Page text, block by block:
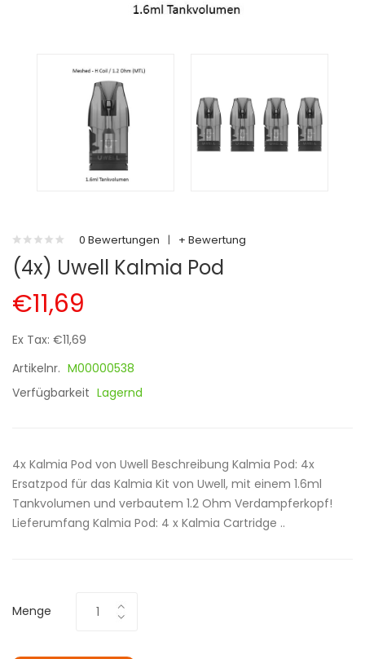
0 Bewertungen | + Bewertung
(4x) Uwell Kalmia Pod
€11,69
Ex Tax: €11,69
Artikelnr. M00000538
Verfügbarkeit Lagernd
4x Kalmia Pod von Uwell Beschreibung Kalmia Pod: 4x
Ersatzpod für das Kalmia Kit von Uwell, mit einem 1.6ml
Tankvolumen und verbautem 1.2 Ohm Verdampferkopf!
Lieferumfang Kalmia Pod: 4 x Kalmia Cartridge ..
Menge